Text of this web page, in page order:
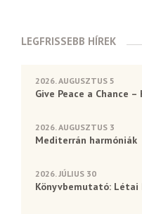
LEGFRISSEBB HÍREK
2026. AUGUSZTUS 5
Give Peace a Chance
2026. AUGUSZTUS 3
Mediterrán harmóniák
2026. JÚLIUS 30
Könyvbemutató: Létai